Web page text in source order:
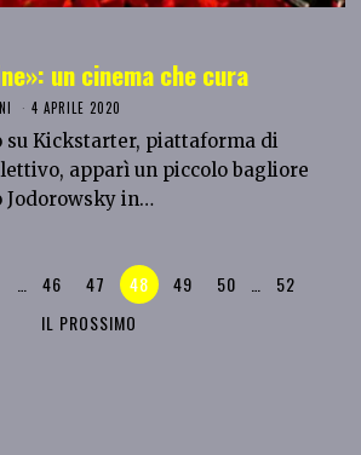
un cinema che cura
4 APRILE 2020
su Kickstarter, piattaforma di
apparì un piccolo bagliore
Jodorowsky in…
46 47 48 49 50
52
IL PROSSIMO